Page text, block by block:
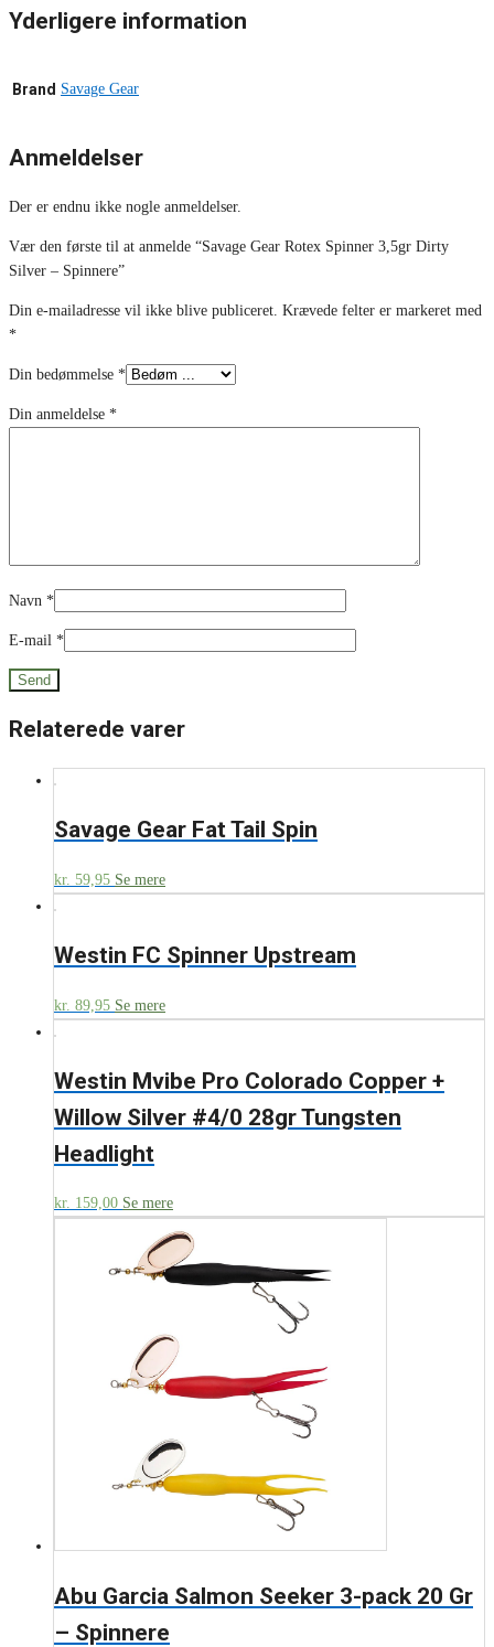
Yderligere information
Brand Savage Gear
Anmeldelser
Der er endnu ikke nogle anmeldelser.
Vær den første til at anmelde “Savage Gear Rotex Spinner 3,5gr Dirty
Silver – Spinnere”
Din e-mailadresse vil ikke blive publiceret. Krævede felter er markeret med
*
Din bedømmelse *
Din anmeldelse *
Navn *
E-mail *
Relaterede varer
Savage Gear Fat Tail Spin
kr. 59,95 Se mere
Westin FC Spinner Upstream
kr. 89,95 Se mere
Westin Mvibe Pro Colorado Copper +
Willow Silver #4/0 28gr Tungsten
Headlight
kr. 159,00 Se mere
Abu Garcia Salmon Seeker 3-pack 20 Gr
– Spinnere